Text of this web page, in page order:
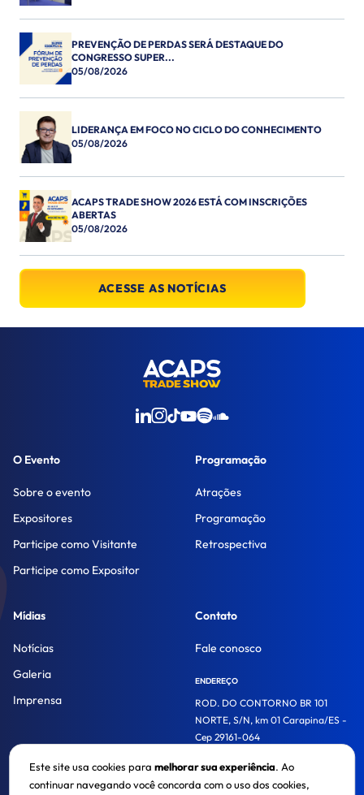
PREVENÇÃO DE PERDAS SERÁ DESTAQUE DO
CONGRESSO SUPER...
05/08/2026
LIDERANÇA EM FOCO NO CICLO DO CONHECIMENTO
05/08/2026
ACAPS TRADE SHOW 2026 ESTÁ COM INSCRIÇÕES
ABERTAS
05/08/2026
ACESSE AS NOTÍCIAS
O Evento
Sobre o evento
Expositores
Participe como Visitante
Participe como Expositor
Programação
Atrações
Programação
Retrospectiva
Mídias
Notícias
Galeria
Imprensa
Contato
Fale conosco
ENDEREÇO
ROD. DO CONTORNO BR 101
NORTE, S/N, km 01 Carapina/ES -
Cep 29161-064
Este site usa cookies paramelhorar sua experiência. Ao
continuar navegando você concorda com o uso dos cookies,